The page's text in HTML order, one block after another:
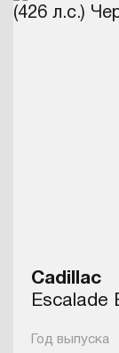
Cadillac
Escalade
Год выпуска